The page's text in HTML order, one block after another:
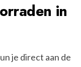
in
je direct aan de